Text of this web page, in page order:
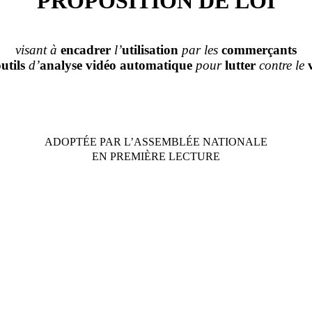
visant à encadrer l’utilisation par les commerçants
d’analyse vidéo automatique pourlutter contre le
ADOPTÉE PAR L’ASSEMBLÉE NATIONALE
EN PREMIÈRE LECTURE